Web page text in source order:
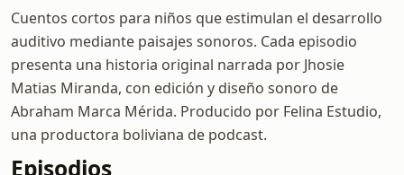
Cuentos cortos para niños que estimulan el desarrollo
auditivo mediante paisajes sonoros. Cada episodio
presenta una historia original narrada por Jhosie
Matias Miranda, con edición y diseño sonoro de
Abraham Marca Mérida. Producido por Felina Estudio,
una productora boliviana de podcast.
Episodios